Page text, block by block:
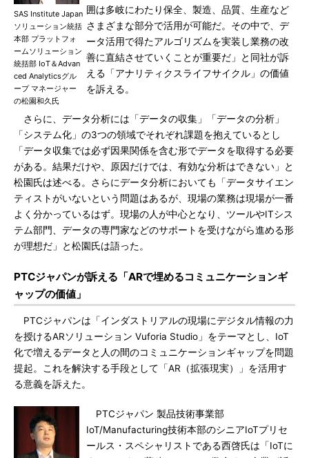
SAS Institute Japan
ソリューション統括
本部 プラットフォ
ームソリューション
統括部 IoT＆Advan
ced Analyticsグル
ープ マネージャー
の松園和久氏
囲は多岐にわたり保全、製造、品質、生産など
さまざまな部分で活用が可能だ。その中で、デ
ータ活用で得たアルゴリズムを実装し業務の改
善に直結させていくことが重要だ」と同社が訴
える「アナリティクスライフサイクル」の価値
を訴える。
さらに、データ分析には「データの収集」「データの分析」
「システム化」の3つの領域でそれぞれ課題を抱えているとし
「データ収集では必ず因果関係を含む形でデータを取得する必要
がある。結果だけや、原因だけでは、有効な分析はできない」と
松園氏は述べる。さらにデータ分析においても「データサイエン
ティストがいないという問題はあるが、現場の業務は現場が一番
よく分かっているはず。現場の人が中心となり、ツールやITシス
テム部門、データの専門家などのサポートを受けながら進める形
が理想だ」と松園氏は語った。
PTCジャパンが訴える「ARで埋めるコミュニケーションギ
ャップの価値」
PTCジャパンは「インダストリアルの現場にデジタル情報の力
を授けるARソリューション Vuforia Studio」をテーマとし、IoT
化で増えるデータと人の間のコミュニケーションギャップを問題
提起。これを解決する手段として「AR（拡張現実）」を活用す
る意義を訴えた。
PTCジャパン 製品技術事業部
IoT/Manufacturing技術本部のシニアIoTプリセ
ールス・スペシャリストである西啓氏は「IoTに